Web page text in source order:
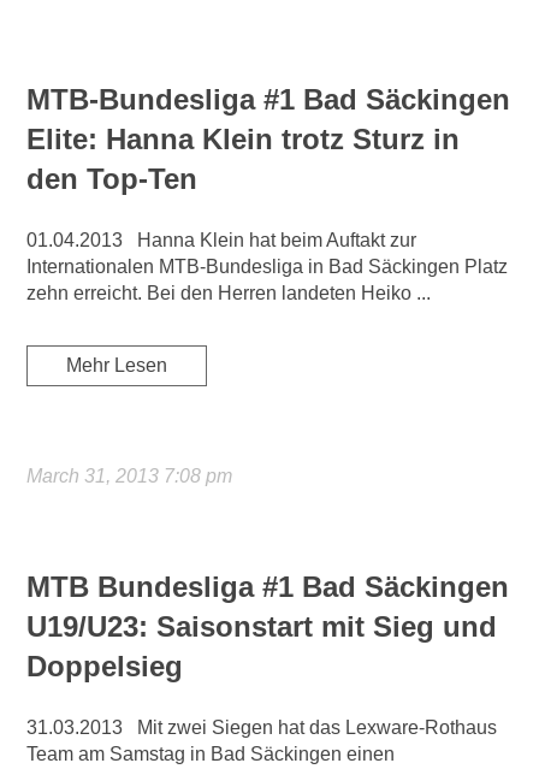
MTB-Bundesliga #1 Bad Säckingen
Elite: Hanna Klein trotz Sturz in
den Top-Ten
01.04.2013 Hanna Klein hat beim Auftakt zur
Internationalen MTB-Bundesliga in Bad Säckingen Platz
zehn erreicht. Bei den Herren landeten Heiko ...
Mehr Lesen
March 31, 2013 7:08 pm
MTB Bundesliga #1 Bad Säckingen
U19/U23: Saisonstart mit Sieg und
Doppelsieg
31.03.2013 Mit zwei Siegen hat das Lexware-Rothaus
Team am Samstag in Bad Säckingen einen